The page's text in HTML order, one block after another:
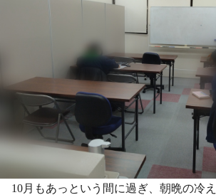
10月もあっという間に過ぎ、朝晩の冷